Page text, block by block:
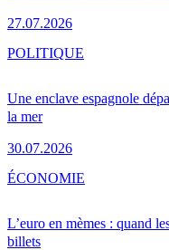
27.07.2026
Une enclave espagnole
la mer
30.07.2026
POLITIQUE
L’euro en mèmes : quand
billets
ÉCONOMIE